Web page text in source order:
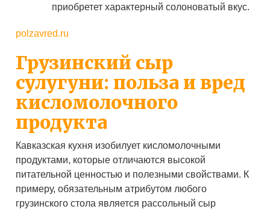
приобретет характерный солоноватый вкус.
polzavred.ru
Грузинский сыр
сулугуни: польза и вред
кисломолочного
продукта
Кавказская кухня изобилует кисломолочными
продуктами, которые отличаются высокой
питательной ценностью и полезными свойствами. К
примеру, обязательным атрибутом любого
грузинского стола является рассольный сыр